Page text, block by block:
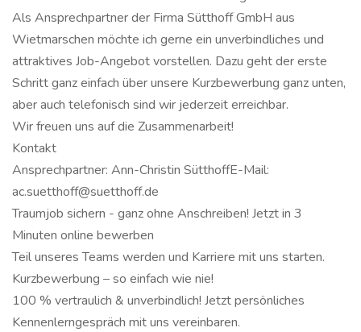
Als Ansprechpartner der Firma Sütthoff GmbH aus
Wietmarschen möchte ich gerne ein unverbindliches und
attraktives Job-Angebot vorstellen. Dazu geht der erste
Schritt ganz einfach über unsere Kurzbewerbung ganz unten,
aber auch telefonisch sind wir jederzeit erreichbar.
Wir freuen uns auf die Zusammenarbeit!
Kontakt
Ansprechpartner: Ann-Christin SütthoffE-Mail:
ac.suetthoff@suetthoff.de
Traumjob sichern - ganz ohne Anschreiben! Jetzt in 3
Minuten online bewerben
Teil unseres Teams werden und Karriere mit uns starten.
Kurzbewerbung – so einfach wie nie!
100 % vertraulich & unverbindlich! Jetzt persönliches
Kennenlerngespräch mit uns vereinbaren.